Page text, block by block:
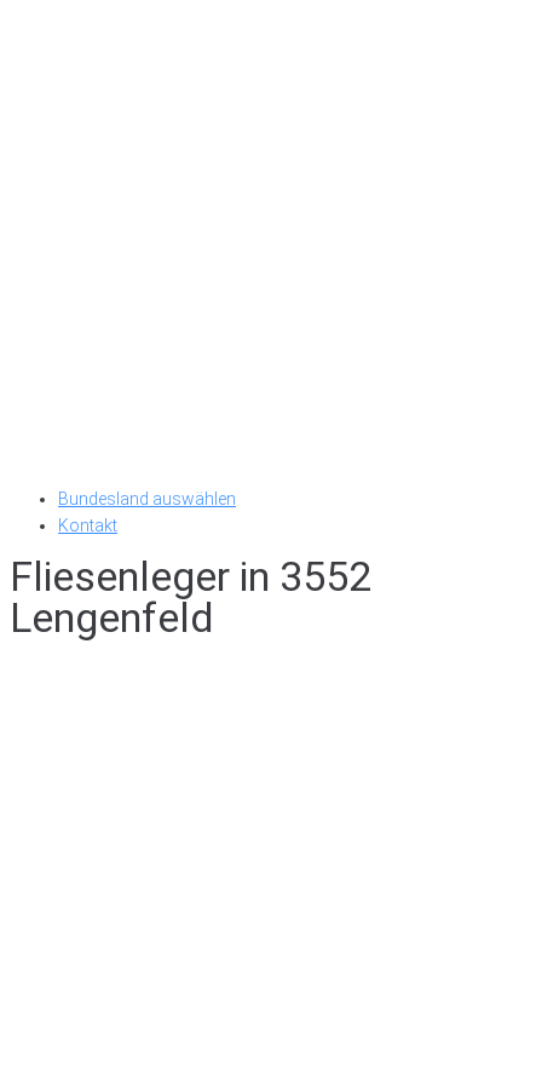
Bundesland auswählen
Kontakt
Fliesenleger in 3552
Lengenfeld